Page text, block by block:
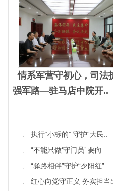
情系军营守初心，司法
强军路—驻马店中院开..
· 执行“小标的” 守护“大民..
· “不能只做‘守门员’ 要向..
· “驿路相伴”守护“夕阳红”
· 红心向党守正义 务实担当